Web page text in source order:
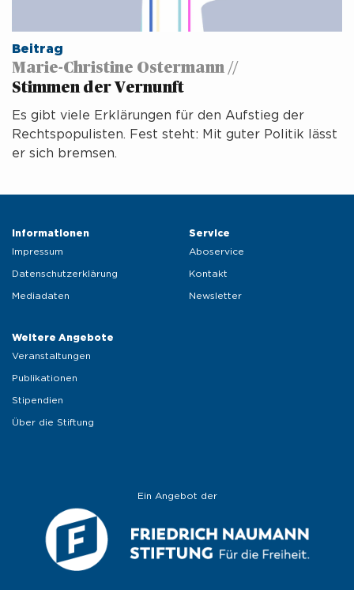
Beitrag
Marie-Christine Ostermann //
Stimmen der Vernunft
Es gibt viele Erklärungen für den Aufstieg der
Rechtspopulisten. Fest steht: Mit guter Politik lässt
er sich bremsen.
Informationen
Impressum
Datenschutzerklärung
Mediadaten
Weitere Angebote
Veranstaltungen
Publikationen
Stipendien
Über die Stiftung
Service
Aboservice
Kontakt
Newsletter
Ein Angebot der